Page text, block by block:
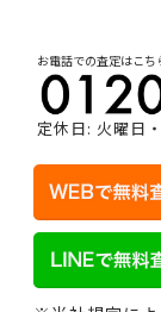
お電話での査定はこち
定休日: 火曜日